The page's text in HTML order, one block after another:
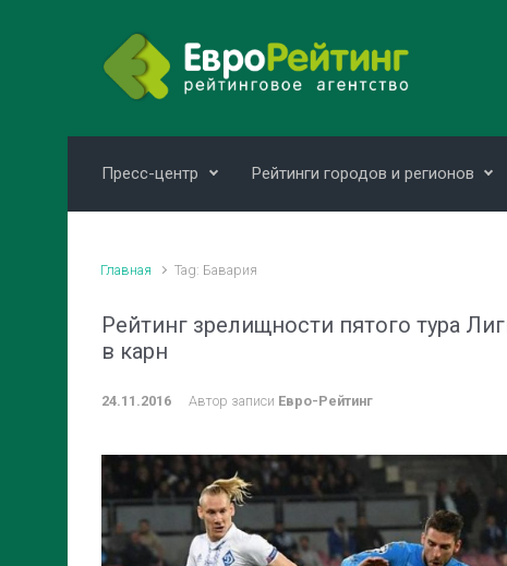
Пресс-центр Рейтинги городов и регионов
Главная Tag: Бавария
Рейтинг зрелищности пятого тура
в карн
24.11.2016 Автор записи Евро-Рейтинг